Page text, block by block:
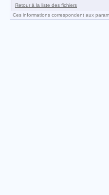
Retour à la liste des fichiers
Ces informations correspondent aux